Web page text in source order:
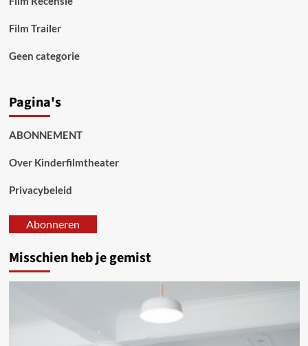
Film Trailer
Geen categorie
Pagina's
ABONNEMENT
Over Kinderfilmtheater
Privacybeleid
Abonneren
Misschien heb je gemist